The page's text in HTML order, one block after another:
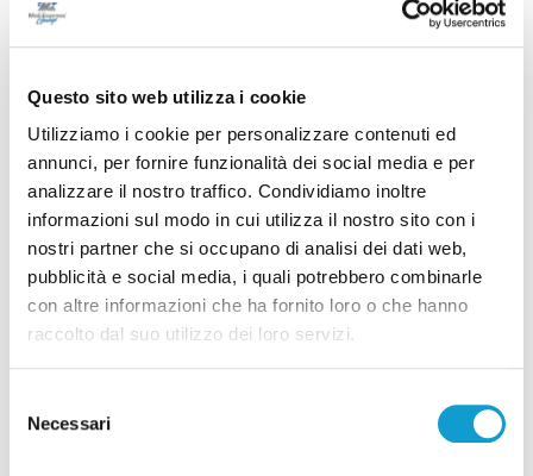
Questo sito web utilizza i cookie
Utilizziamo i cookie per personalizzare contenuti ed
annunci, per fornire funzionalità dei social media e per
analizzare il nostro traffico. Condividiamo inoltre
informazioni sul modo in cui utilizza il nostro sito con i
nostri partner che si occupano di analisi dei dati web,
pubblicità e social media, i quali potrebbero combinarle
con altre informazioni che ha fornito loro o che hanno
raccolto dal suo utilizzo dei loro servizi.
delNecessari
Porto di San Benedetto, parte la nuova fase: al
via il confronto istituzionale